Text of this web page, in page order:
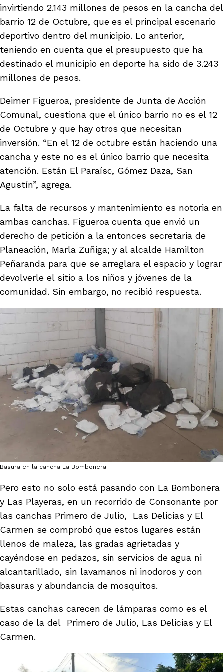
invirtiendo 2.143 millones de pesos en la cancha del
barrio 12 de Octubre, que es el principal escenario
deportivo dentro del municipio. Lo anterior,
teniendo en cuenta que el presupuesto que ha
destinado el municipio en deporte ha sido de 3.243
millones de pesos.
Deimer Figueroa, presidente de Junta de Acción
Comunal, cuestiona que el único barrio no es el 12
de Octubre y que hay otros que necesitan
inversión. “En el 12 de octubre están haciendo una
cancha y este no es el único barrio que necesita
atención. Están El Paraíso, Gómez Daza, San
Agustín”, agrega.
La falta de recursos y mantenimiento es notoria en
ambas canchas. Figueroa cuenta que envió un
derecho de petición a la entonces secretaria de
Planeación, Marla Zuñiga; y al alcalde Hamilton
Peñaranda para que se arreglara el espacio y lograr
devolverle el sitio a los niños y jóvenes de la
comunidad. Sin embargo, no recibió respuesta.
Basura en la cancha La Bombonera.
Pero esto no solo está pasando con La Bombonera
y Las Playeras, en un recorrido de Consonante por
las canchas Primero de Julio, Las Delicias y El
Carmen se comprobó que estos lugares están
llenos de maleza, las gradas agrietadas y
cayéndose en pedazos, sin servicios de agua ni
alcantarillado, sin lavamanos ni inodoros y con
basuras y abundancia de mosquitos.
Estas canchas carecen de lámparas como es el
caso de la del Primero de Julio, Las Delicias y El
Carmen.